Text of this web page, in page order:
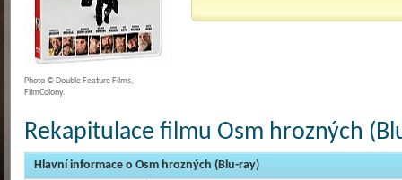
Photo © Double Feature Films,
FilmColony.
Rekapitulace filmu Osm hrozných
Hlavní informace o Osm hrozných (Blu-ray)